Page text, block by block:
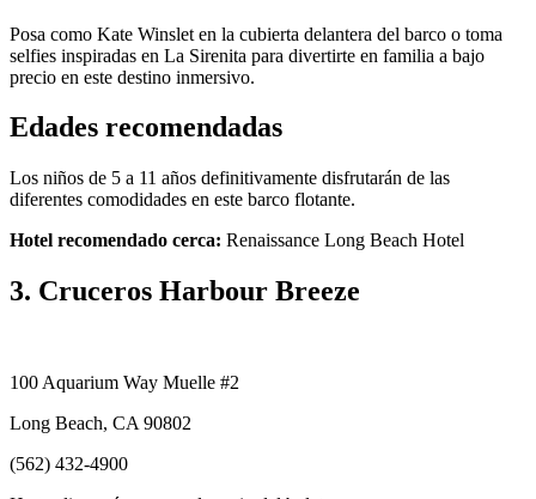
Posa como Kate Winslet en la cubierta delantera del barco o toma
selfies inspiradas en La Sirenita para divertirte en familia a bajo
precio en este destino inmersivo.
Edades recomendadas
Los niños de 5 a 11 años definitivamente disfrutarán de las
diferentes comodidades en este barco flotante.
Hotel recomendado cerca: Renaissance Long Beach Hotel
3. Cruceros Harbour Breeze
100 Aquarium Way Muelle #2
Long Beach, CA 90802
(562) 432-4900